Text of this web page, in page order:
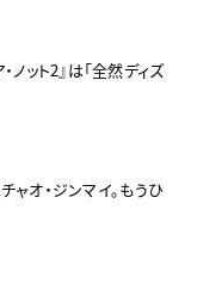
ノット2』は「全然ディズ
オ・ジンマイ。もうひ